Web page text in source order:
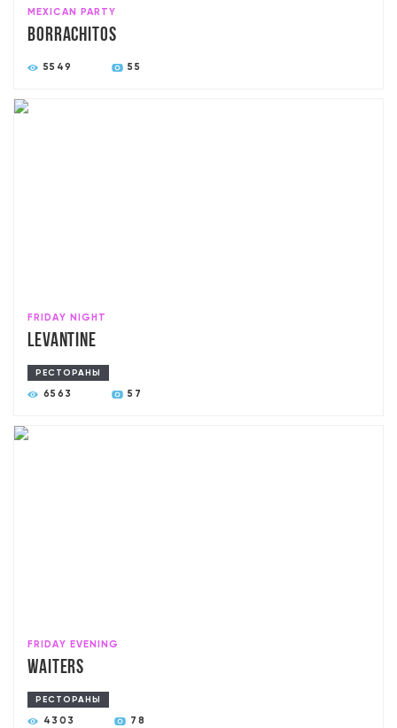
MEXICAN PARTY
Borrachitos
5549 55
FRIDAY NIGHT
Levantine
РЕСТОРАНЫ
6563 57
FRIDAY EVENING
Waiters
РЕСТОРАНЫ
4303 78